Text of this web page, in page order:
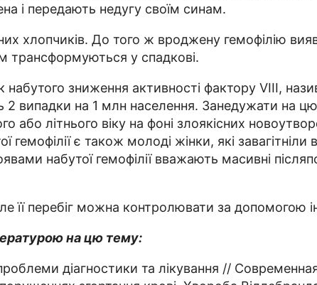
і передають недугу своїм синам.
хлопчиків. До того ж вроджену гемофілію
трансформуються у спадкові.
зниження активності фактору VIII,
2 випадки на 1 млн населення. Занедужати на
або літнього віку на фоні злоякісних
є також молоді жінки, які завагітніли
набутої гемофілії вважають масивні
перебіг можна контролювати за допомогою
на цю тему:
діагностики та лікування //